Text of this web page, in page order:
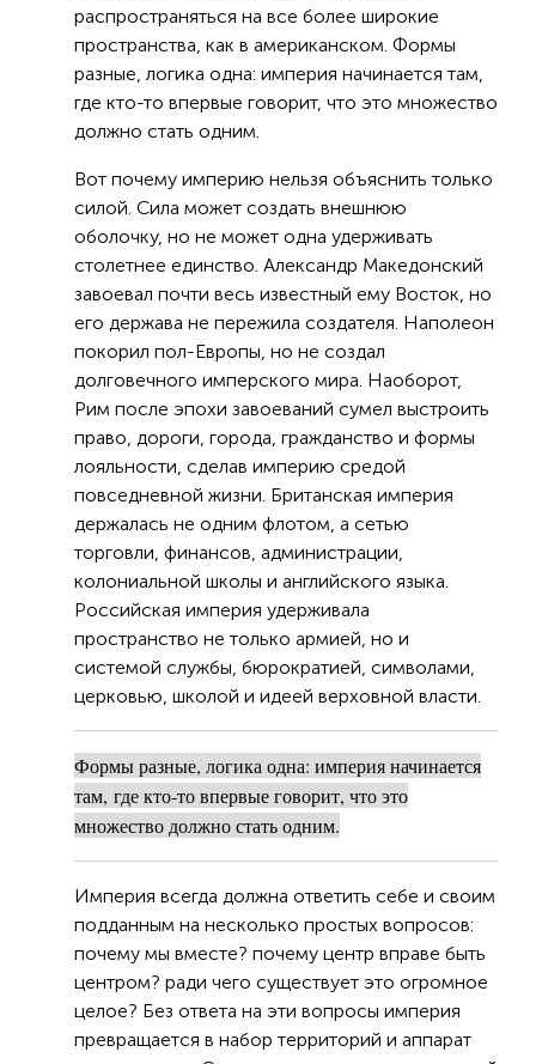
распространяться на все более широкие
пространства, как в американском. Формы
разные, логика одна: империя начинается там,
где кто-то впервые говорит, что это множество
должно стать одним.
Вот почему империю нельзя объяснить только
силой. Сила может создать внешнюю
оболочку, но не может одна удерживать
столетнее единство. Александр Македонский
завоевал почти весь известный ему Восток, но
его держава не пережила создателя. Наполеон
покорил пол-Европы, но не создал
долговечного имперского мира. Наоборот,
Рим после эпохи завоеваний сумел выстроить
право, дороги, города, гражданство и формы
лояльности, сделав империю средой
повседневной жизни. Британская империя
держалась не одним флотом, а сетью
торговли, финансов, администрации,
колониальной школы и английского языка.
Российская империя удерживала
пространство не только армией, но и
системой службы, бюрократией, символами,
церковью, школой и идеей верховной власти.
Формы разные, логика одна: империя начинается
там, где кто-то впервые говорит, что это
множество должно стать одним.
Империя всегда должна ответить себе и своим
подданным на несколько простых вопросов:
почему мы вместе? почему центр вправе быть
центром? ради чего существует это огромное
целое? Без ответа на эти вопросы империя
превращается в набор территорий и аппарат